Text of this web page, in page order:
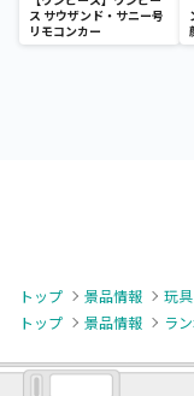
ス サウザンド・サニー号
リモコンカー
トップ 景品情報 玩具
トップ
景品情報 ラ